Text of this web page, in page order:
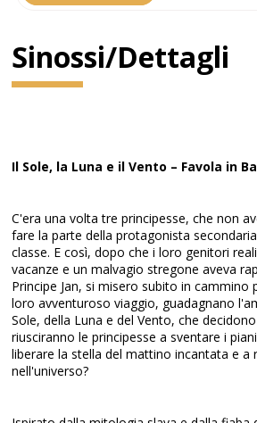
Sinossi/Dettagli
Il Sole, la Luna e il Vento – Favola in
C'era una volta tre principesse, che non
fare la parte della protagonista
classe. E così, dopo che i loro genitori
vacanze e un malvagio stregone aveva
Principe Jan, si misero subito in cammino
loro avventuroso viaggio, guadagnano
Sole, della Luna e del Vento, che
riusciranno le principesse a sventare i
liberare la stella del mattino incantata e a
nell'universo?